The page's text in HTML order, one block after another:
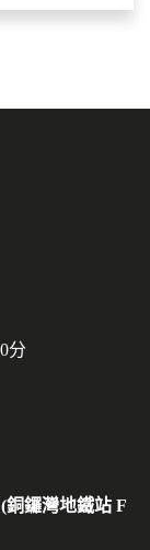
分
銅鑼灣地鐵站 F